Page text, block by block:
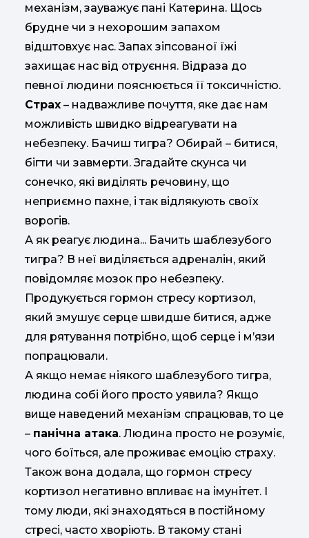
механізм, зауважує пані Катерина. Щось
брудне чи з нехорошим запахом
відштовхує нас. Запах зіпсованої їжі
захищає нас від отруєння. Відраза до
певної людини пояснюється її токсичністю.
Страх – надважливе почуття, яке дає нам
можливість швидко відреагувати на
небезпеку. Бачиш тигра? Обирай – битися,
бігти чи завмерти. Згадайте скунса чи
сонечко, які виділять речовину, що
неприємно пахне, і так відлякують своїх
ворогів.
А як реагує людина... Бачить шаблезубого
тигра? В неї виділяється адреналін, який
повідомляє мозок про небезпеку.
Продукується гормон стресу кортизол,
який змушує серце швидше битися, адже
для рятування потрібно, щоб серце і м’язи
попрацювали.
А якщо немає ніякого шаблезубого тигра,
людина собі його просто уявила? Якщо
вище наведений механізм спрацював, то це
– панічна атака. Людина просто не розуміє,
чого боїться, але проживає емоцію страху.
Також вона додала, що гормон стресу
кортизол негативно впливає на імунітет. І
тому люди, які знаходяться в постійному
стресі, часто хворіють. В такому стані